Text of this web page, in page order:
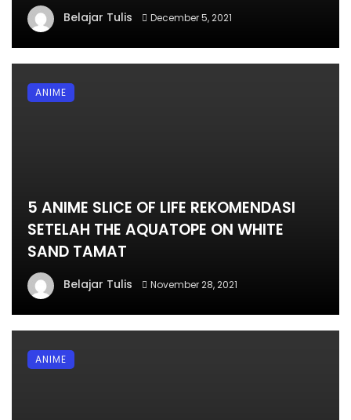
Belajar Tulis December 5, 2021
5 ANIME SLICE OF LIFE REKOMENDASI
SETELAH THE AQUATOPE ON WHITE
SAND TAMAT
Belajar Tulis November 28, 2021
ANIME
ANIME